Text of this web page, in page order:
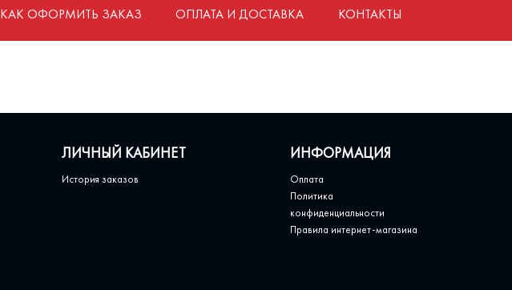
КАК ОФОРМИТЬ ЗАКАЗ ОПЛАТА И ДОСТАВКА КОНТАКТЫ
ЛИЧНЫЙ КАБИНЕТ
История заказов
ИНФОРМАЦИЯ
Оплата
Политика
конфиденциальности
Правила интернет-магазина